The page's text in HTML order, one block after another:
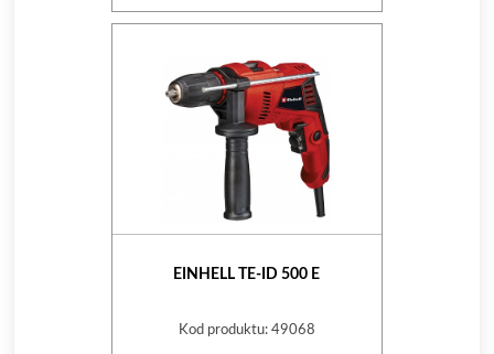
EINHELL TE-ID 500 E
Kod produktu: 49068